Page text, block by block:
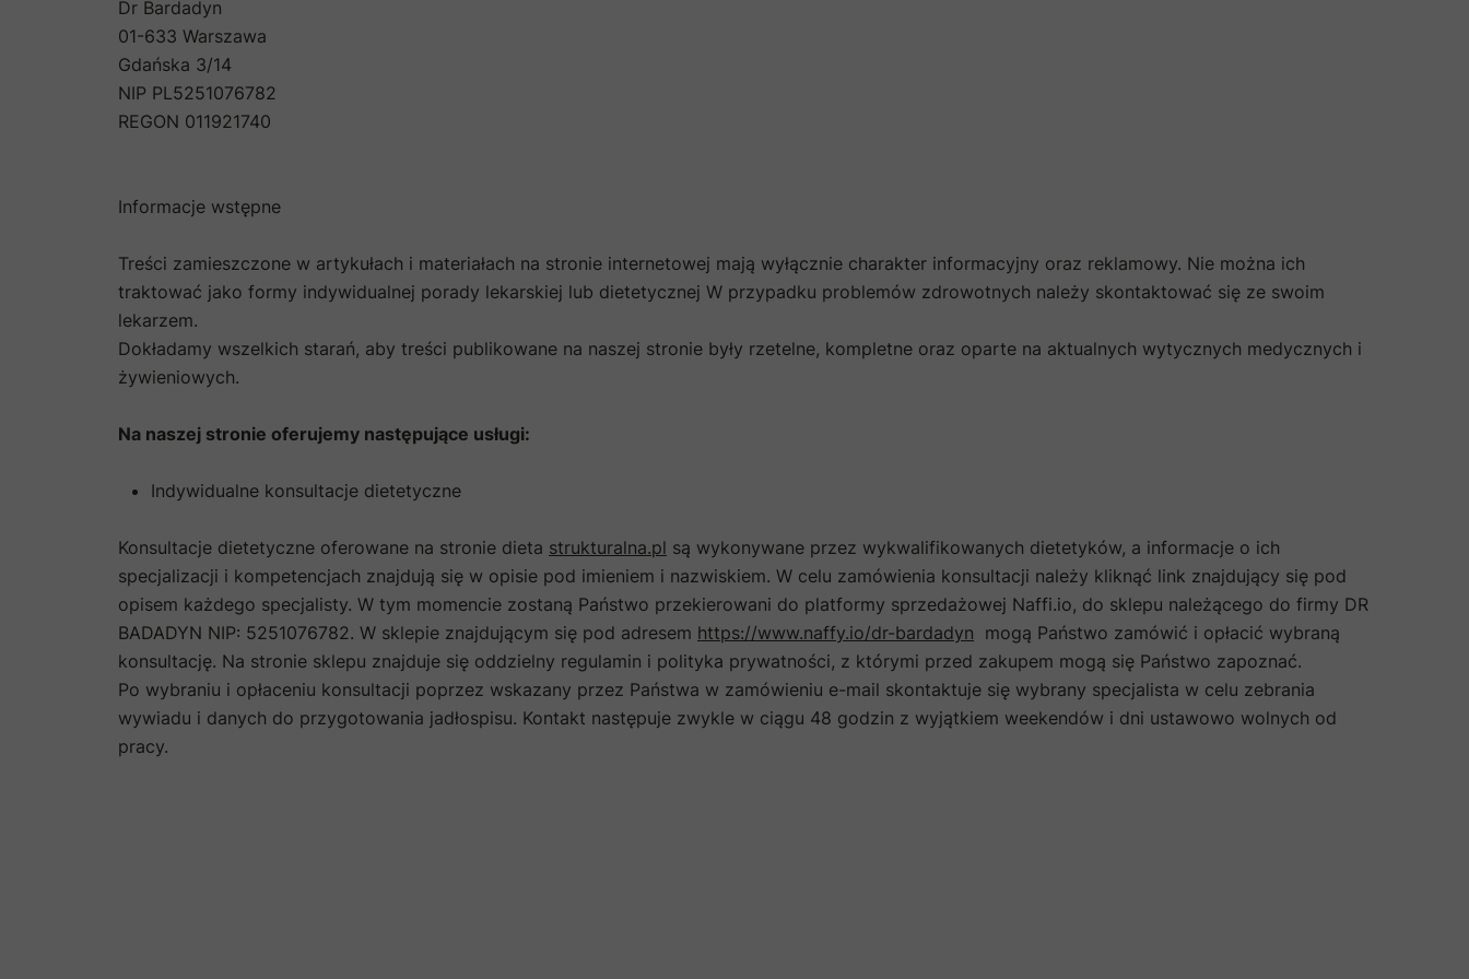
Dr Bardadyn
01-633 Warszawa
Gdańska 3/14
NIP PL5251076782
REGON 011921740
Informacje wstępne
Treści zamieszczone w artykułach i materiałach na stronie internetowej mają wyłącznie charakter informacyjny oraz reklamowy. Nie można ich
traktować jako formy indywidualnej porady lekarskiej lub dietetycznej W przypadku problemów zdrowotnych należy skontaktować się ze swoim
lekarzem.
Dokładamy wszelkich starań, aby treści publikowane na naszej stronie były rzetelne, kompletne oraz oparte na aktualnych wytycznych medycznych i
żywieniowych.
Na naszej stronie oferujemy następujące usługi:
Indywidualne konsultacje dietetyczne
Konsultacje dietetyczne oferowane na stronie dieta strukturalna.pl są wykonywane przez wykwalifikowanych dietetyków, a informacje o ich
specjalizacji i kompetencjach znajdują się w opisie pod imieniem i nazwiskiem. W celu zamówienia konsultacji należy kliknąć link znajdujący się pod
opisem każdego specjalisty. W tym momencie zostaną Państwo przekierowani do platformy sprzedażowej Naffi.io, do sklepu należącego do firmy DR
BADADYN NIP: 5251076782. W sklepie znajdującym się pod adresem https://www.naffy.io/dr-bardadyn mogą Państwo zamówić i opłacić wybraną
konsultację. Na stronie sklepu znajduje się oddzielny regulamin i polityka prywatności, z którymi przed zakupem mogą się Państwo zapoznać.
Po wybraniu i opłaceniu konsultacji poprzez wskazany przez Państwa w zamówieniu e-mail skontaktuje się wybrany specjalista w celu zebrania
wywiadu i danych do przygotowania jadłospisu. Kontakt następuje zwykle w ciągu 48 godzin z wyjątkiem weekendów i dni ustawowo wolnych od
pracy.